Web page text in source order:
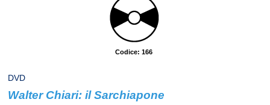
Codice: 166
DVD
Walter Chiari: il Sarchiapone